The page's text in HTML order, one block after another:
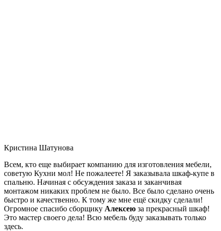
Кристина Шатунова
Всем, кто еще выбирает компанию для изготовления мебели,
советую Кухни мол! Не пожалеете! Я заказывала шкаф-купе в
спальню. Начиная с обсуждения заказа и заканчивая
монтажом никаких проблем не было. Все было сделано очень
быстро и качественно. К тому же мне ещё скидку сделали!
Огромное спасибо сборщику Алексею за прекрасный шкаф!
Это мастер своего дела! Всю мебель буду заказывать только
здесь.